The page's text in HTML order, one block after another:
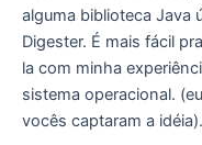
alguma biblioteca Java
Digester. É mais fácil
la com minha
sistema operacional.
vocês captaram a idéia).